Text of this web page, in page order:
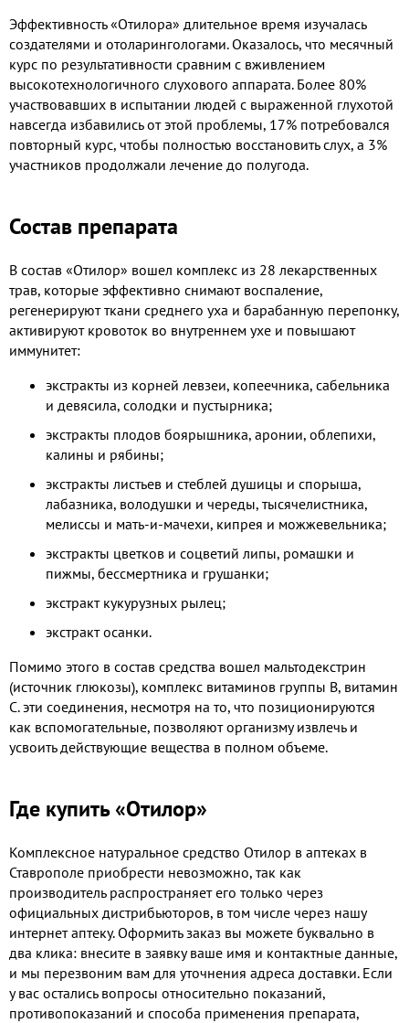
Эффективность «Отилора» длительное время изучалась
создателями и отоларингологами. Оказалось, что месячный
курс по результативности сравним с вживлением
высокотехнологичного слухового аппарата. Более 80%
участвовавших в испытании людей с выраженной глухотой
навсегда избавились от этой проблемы, 17% потребовался
повторный курс, чтобы полностью восстановить слух, а 3%
участников продолжали лечение до полугода.
Состав препарата
В состав «Отилор» вошел комплекс из 28 лекарственных
трав, которые эффективно снимают воспаление,
регенерируют ткани среднего уха и барабанную перепонку,
активируют кровоток во внутреннем ухе и повышают
иммунитет:
экстракты из корней левзеи, копеечника, сабельника
и девясила, солодки и пустырника;
экстракты плодов боярышника, аронии, облепихи,
калины и рябины;
экстракты листьев и стеблей душицы и спорыша,
лабазника, володушки и череды, тысячелистника,
мелиссы и мать-и-мачехи, кипрея и можжевельника;
экстракты цветков и соцветий липы, ромашки и
пижмы, бессмертника и грушанки;
экстракт кукурузных рылец;
экстракт осанки.
Помимо этого в состав средства вошел мальтодекстрин
(источник глюкозы), комплекс витаминов группы В, витамин
С. эти соединения, несмотря на то, что позиционируются
как вспомогательные, позволяют организму извлечь и
усвоить действующие вещества в полном объеме.
Где купить «Отилор»
Комплексное натуральное средство Отилор в аптеках в
Ставрополе приобрести невозможно, так как
производитель распространяет его только через
официальных дистрибьюторов, в том числе через нашу
интернет аптеку. Оформить заказ вы можете буквально в
два клика: внесите в заявку ваше имя и контактные данные,
и мы перезвоним вам для уточнения адреса доставки. Если
у вас остались вопросы относительно показаний,
противопоказаний и способа применения препарата,